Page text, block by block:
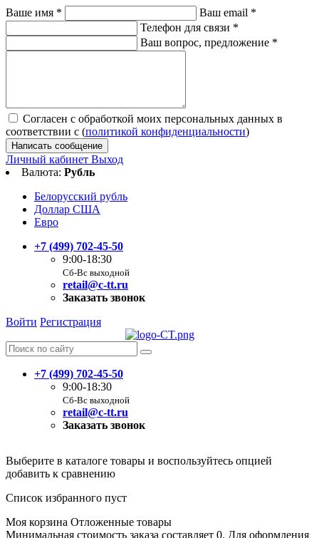
Ваше имя * Ваш email *
Телефон для связи *
Ваш вопрос, предложение *
Согласен с обработкой моих персональных данных в
соответствии с (политикой конфиденциальности)
Написать сообщение
Личный кабинет Выход
Валюта: Рубль
Белорусский рубль
Доллар США
Евро
+7 (499) 702-45-50
9:00-18:30
Сб-Вс выходной
retail@c-tt.ru
Заказать звонок
Войти Регистрация
+7 (499) 702-45-50
9:00-18:30
Сб-Вс выходной
retail@c-tt.ru
Заказать звонок
Выберите в каталоге товары и воспользуйтесь опцией
добавить к сравнению
Список избранного пуст
Моя корзина Отложенные товары
Минимальная стоимость заказа составляет 0. Для оформления